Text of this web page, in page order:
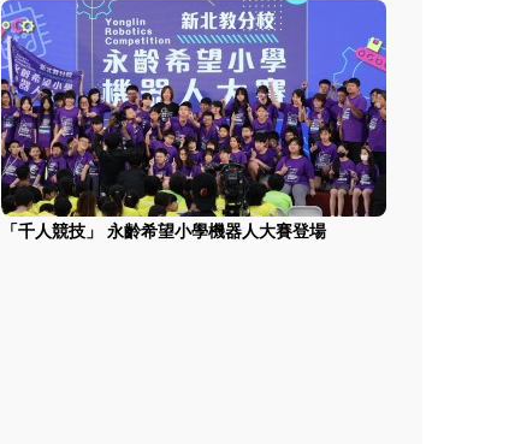
「千人競技」 永齡希望小學機器人大賽登場